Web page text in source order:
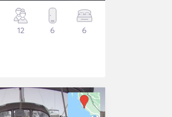
12 6 6